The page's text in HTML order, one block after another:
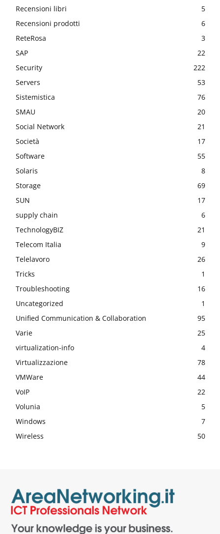
Recensioni libri
5
Recensioni prodotti
6
ReteRosa
3
SAP
22
Security
222
Servers
53
Sistemistica
76
SMAU
20
Social Network
21
Società
17
Software
55
Solaris
8
Storage
69
SUN
17
supply chain
6
TechnologyBIZ
21
Telecom Italia
9
Telelavoro
26
Tricks
1
Troubleshooting
16
Uncategorized
1
Unified Communication & Collaboration
95
Varie
25
virtualization-info
4
Virtualizzazione
78
VMWare
44
VoIP
22
Volunia
5
Windows
7
Wireless
50